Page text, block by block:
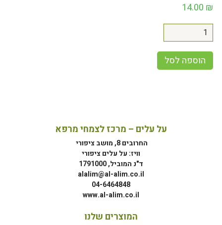
14.00 ₪
הוספה לסל
על עלים – מרכז לצמחי מרפא
החרובים 8, מושב ציפורי
וויז: על עלים ציפורי
ד"נ המוביל, 1791000
alalim@al-alim.co.il
04-6464848
www.al-alim.co.il
המוצרים שלנו